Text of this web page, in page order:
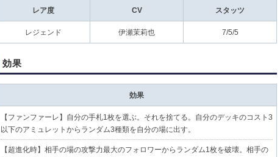
レア度 CV スタッツ
レジェンド 伊瀬茉莉也 7/5/5
効果
効果
【 ファンファーレ 】自分の手札1枚を選ぶ。それを捨てる。自分のデッキのコスト3
以下のアミュレットからランダム3種類を自分の場に出す。
【 超進化時】相手の場の攻撃力最大のフォロワーからランダム1枚を破壊。相手の